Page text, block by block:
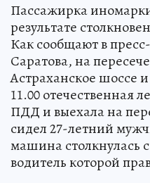
Пассажирка
результате
Как сообщают в
Саратова, на
Астраханское шоссе
11.00 отечественная
ПДД и выехала на
сидел 27-летний
машина столкнулась
водитель которой